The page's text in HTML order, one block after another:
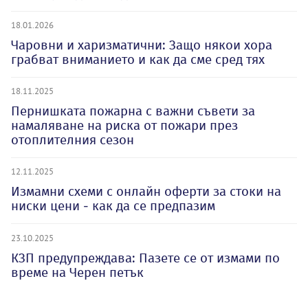
18.01.2026
Чаровни и харизматични: Защо някои хора
грабват вниманието и как да сме сред тях
18.11.2025
Пернишката пожарна с важни съвети за
намаляване на риска от пожари през
отоплителния сезон
12.11.2025
Измамни схеми с онлайн оферти за стоки на
ниски цени - как да се предпазим
23.10.2025
КЗП предупреждава: Пазете се от измами по
време на Черен петък